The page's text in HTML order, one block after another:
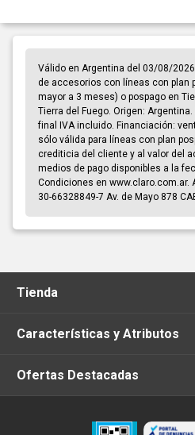
Válido en Argentina del 03/08/
de accesorios con líneas con plan
mayor a 3 meses) o pospago en
Tierra del Fuego. Origen:
final IVA incluido. Financiación:
sólo válida para líneas con plan
crediticia del cliente y al valor del
medios de pago disponibles a la
Condiciones en www.claro.com.ar.
30-66328849-7 Av. de Mayo 878
Tienda
Características y Atributos
Ofertas Destacadas